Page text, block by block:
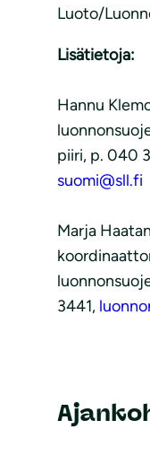
Luoto/
Lisätietoja:
Hannu
piiri, p. 040
suomi@sll.fi
Marja
3441,